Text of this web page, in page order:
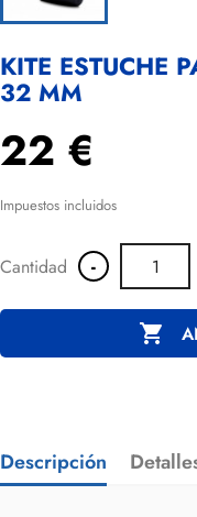
KITE ESTUCHE
32 MM
22 €
Impuestos incluidos
Cantidad -

Descripción